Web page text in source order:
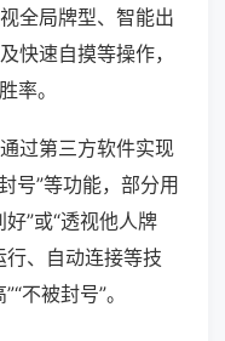
全局牌型、智能出
快速自摸等操作，
率。
过第三方软件实现
号”等功能，部分用
”或“透视他人牌
行、自动连接等技
不被封号”。